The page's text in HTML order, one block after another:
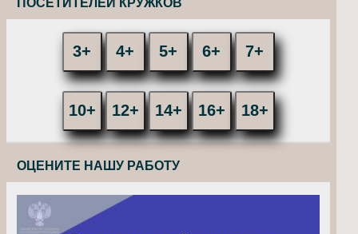
3+ 4+ 5+ 6+ 7+
10+ 12+ 14+ 16+ 18+
ОЦЕНИТЕ НАШУ РАБОТУ